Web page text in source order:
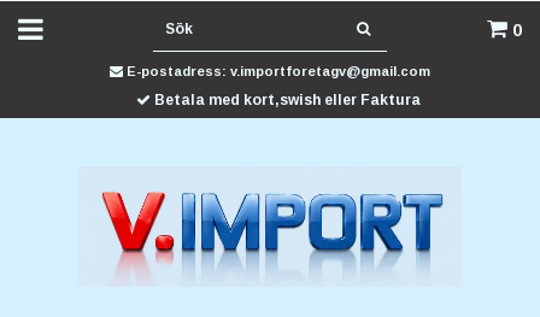
0
E-postadress: v.importforetagv@gmail.com
Betala med kort,swish eller Faktura